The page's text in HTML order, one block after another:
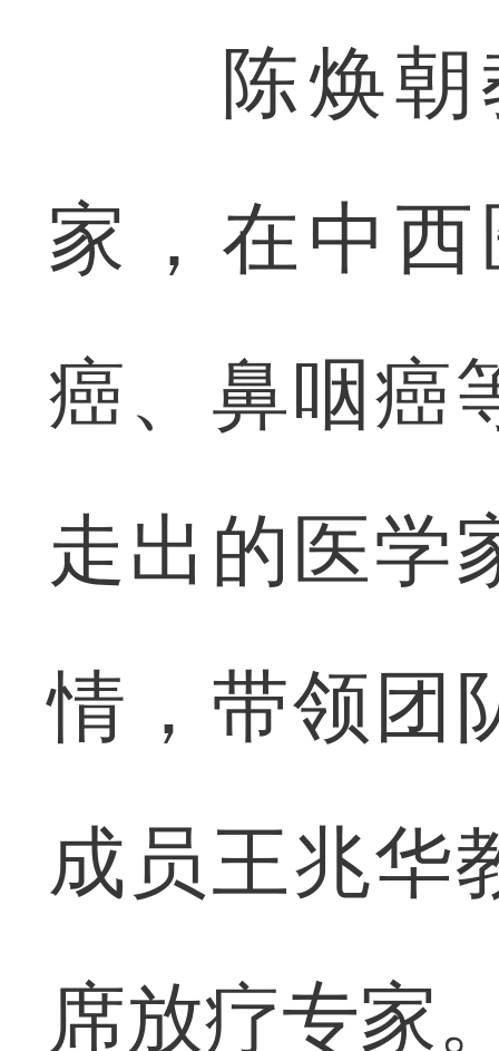
陈焕朝教
家，在中
癌、鼻咽癌
走出的医学
情，带领团
成员王兆华
席放疗专家